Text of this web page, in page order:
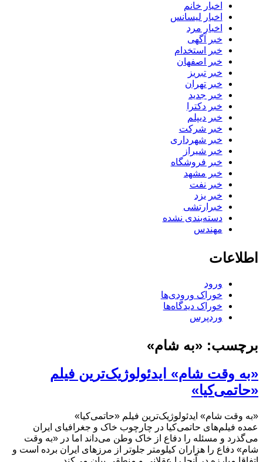
اخبار خانم
اخبار لیسانس
اخبار مرد
خبر آگهی
خبر استخدام
خبر اصفهان
خبر تبریز
خبر تهران
خبر جدید
خبر دکترا
خبر دیپلم
خبر شرکت
خبر شهرداری
خبر شیراز
خبر فروشگاه
خبر مشهد
خبر نفت
خبر یزد
خبرارتشی
دسته‌بندی نشده
مهندس
اطلاعات
ورود
خوراک ورودی‌ها
خوراک دیدگاه‌ها
وردپرس
برچسب: «به شام»
«به وقت شام» ایدئولوژیک‌ترین فیلم
«حاتمی‌کیا»
«به وقت شام» ایدئولوژیک‌ترین فیلم «حاتمی‌کیا»
عمده فیلم‌های حاتمی‌کیا در چارچوب خاک و جغرافیای ایران
می‌گذرد و مسئله را دفاع از خاک وطن می‌داند اما در «به وقت
شام» دفاع را هزاران کیلومتر جلوتر از مرزهای ایران برده است و